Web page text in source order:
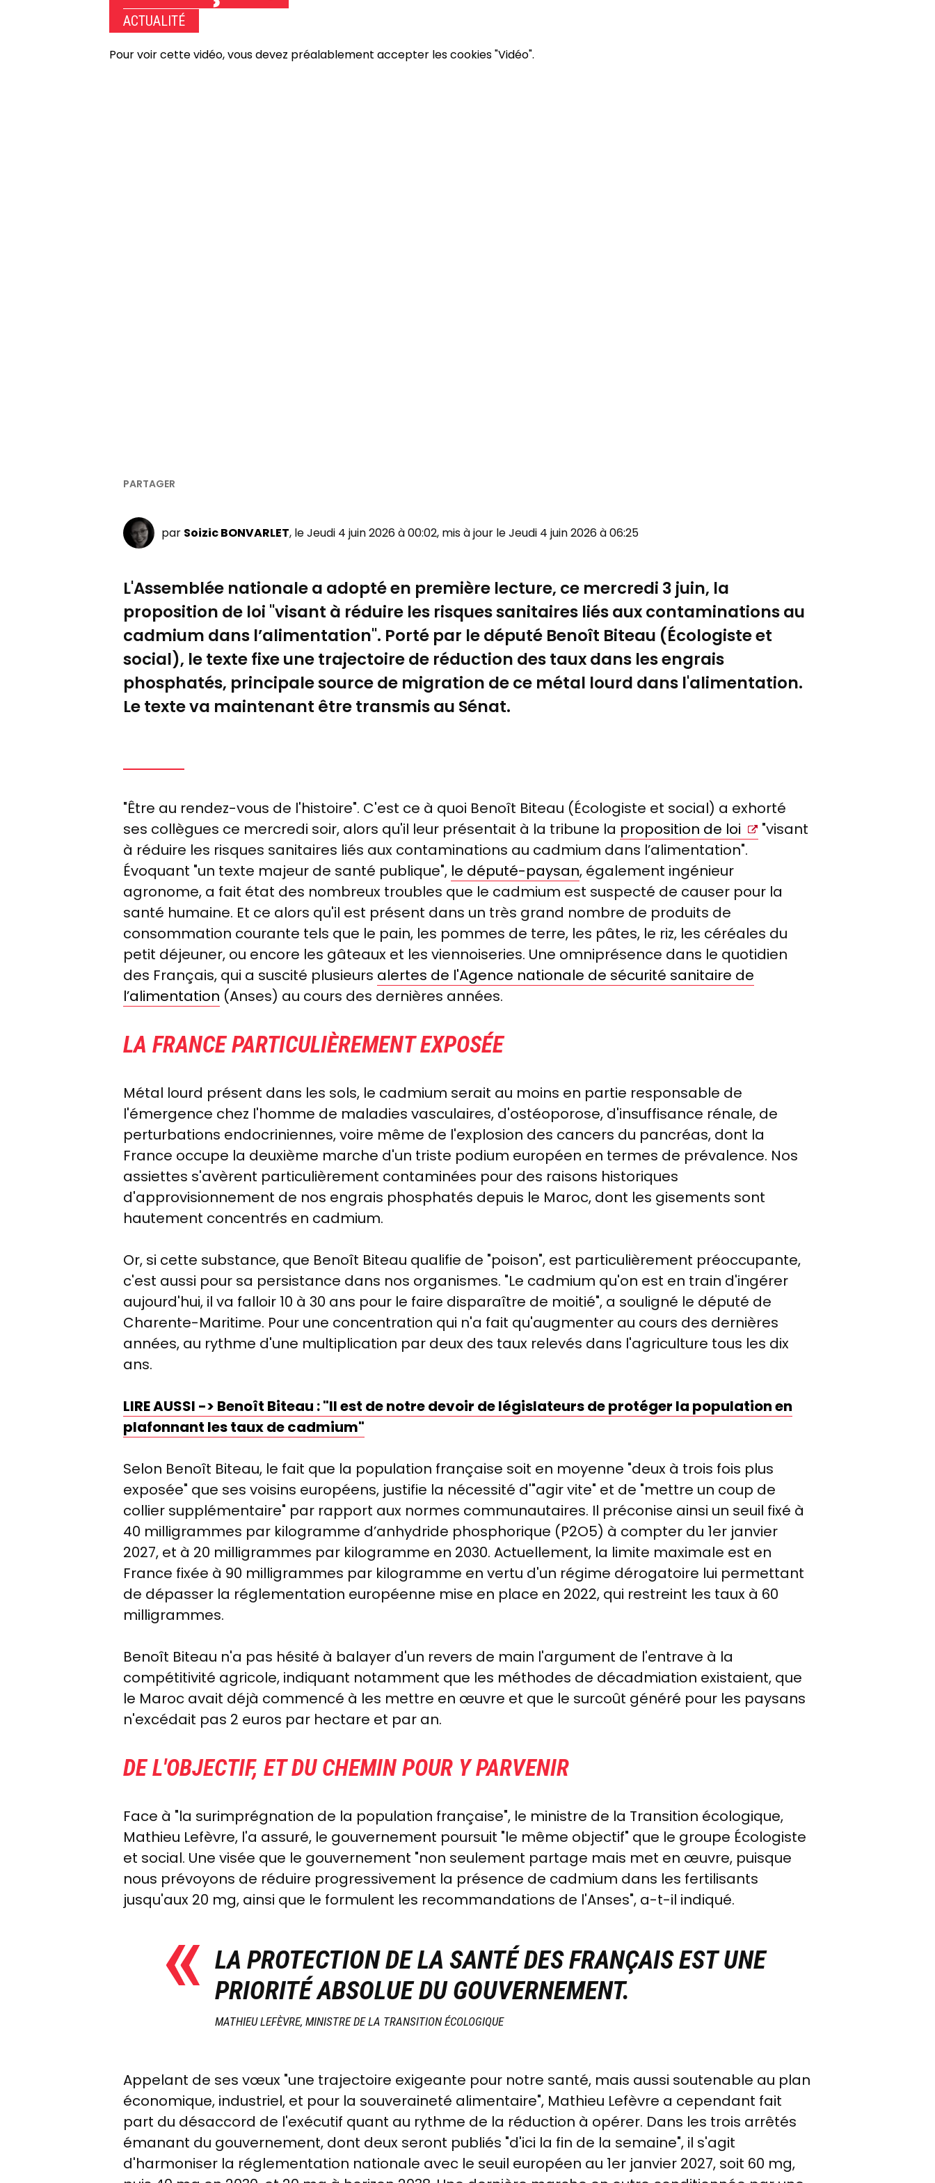
ACTUALITÉ
Pour voir cette vidéo, vous devez préalablement accepter les cookies "Vidéo".
par Soizic BONVARLET, le Jeudi 4 juin 2026 à 00:02, mis à jour le Jeudi 4 juin 2026 à 06:25
L'Assemblée nationale a adopté en première lecture, ce mercredi 3 juin, la
proposition de loi "visant à réduire les risques sanitaires liés aux contaminations au
cadmium dans l’alimentation". Porté par le député Benoît Biteau (Écologiste et
social), le texte fixe une trajectoire de réduction des taux dans les engrais
phosphatés, principale source de migration de ce métal lourd dans l'alimentation.
Le texte va maintenant être transmis au Sénat.
"Être au rendez-vous de l'histoire". C'est ce à quoi Benoît Biteau (Écologiste et social) a exhorté
ses collègues ce mercredi soir, alors qu'il leur présentait à la tribune la proposition de loi
"visant
à réduire les risques sanitaires liés aux contaminations au cadmium dans l’alimentation".
Évoquant "un texte majeur de santé publique", le député-paysan, également ingénieur
agronome, a fait état des nombreux troubles que le cadmium est suspecté de causer pour la
santé humaine. Et ce alors qu'il est présent dans un très grand nombre de produits de
consommation courante tels que le pain, les pommes de terre, les pâtes, le riz, les céréales du
petit déjeuner, ou encore les gâteaux et les viennoiseries. Une omniprésence dans le quotidien
des Français, qui a suscité plusieurs alertes de l'Agence nationale de sécurité sanitaire de
l’alimentation (Anses) au cours des dernières années.
LA FRANCE PARTICULIÈREMENT EXPOSÉE
Métal lourd présent dans les sols, le cadmium serait au moins en partie responsable de
l'émergence chez l'homme de maladies vasculaires, d'ostéoporose, d'insuffisance rénale, de
perturbations endocriniennes, voire même de l'explosion des cancers du pancréas, dont la
France occupe la deuxième marche d'un triste podium européen en termes de prévalence. Nos
assiettes s'avèrent particulièrement contaminées pour des raisons historiques
d'approvisionnement de nos engrais phosphatés depuis le Maroc, dont les gisements sont
hautement concentrés en cadmium.
Or, si cette substance, que Benoît Biteau qualifie de "poison", est particulièrement préoccupante,
c'est aussi pour sa persistance dans nos organismes. "Le cadmium qu'on est en train d'ingérer
aujourd'hui, il va falloir 10 à 30 ans pour le faire disparaître de moitié", a souligné le député de
Charente-Maritime. Pour une concentration qui n'a fait qu'augmenter au cours des dernières
années, au rythme d'une multiplication par deux des taux relevés dans l'agriculture tous les dix
ans.
LIRE AUSSI -> Benoît Biteau : "Il est de notre devoir de législateurs de protéger la population en
plafonnant les taux de cadmium"
Selon Benoît Biteau, le fait que la population française soit en moyenne "deux à trois fois plus
exposée" que ses voisins européens, justifie la nécessité d'"agir vite" et de "mettre un coup de
collier supplémentaire" par rapport aux normes communautaires. Il préconise ainsi un seuil fixé à
40 milligrammes par kilogramme d’anhydride phosphorique (P2O5) à compter du 1er janvier
2027, et à 20 milligrammes par kilogramme en 2030. Actuellement, la limite maximale est en
France fixée à 90 milligrammes par kilogramme en vertu d'un régime dérogatoire lui permettant
de dépasser la réglementation européenne mise en place en 2022, qui restreint les taux à 60
milligrammes.
Benoît Biteau n'a pas hésité à balayer d'un revers de main l'argument de l'entrave à la
compétitivité agricole, indiquant notamment que les méthodes de décadmiation existaient, que
le Maroc avait déjà commencé à les mettre en œuvre et que le surcoût généré pour les paysans
n'excédait pas 2 euros par hectare et par an.
DE L'OBJECTIF, ET DU CHEMIN POUR Y PARVENIR
Face à "la surimprégnation de la population française", le ministre de la Transition écologique,
Mathieu Lefèvre, l'a assuré, le gouvernement poursuit "le même objectif" que le groupe Écologiste
et social. Une visée que le gouvernement "non seulement partage mais met en œuvre, puisque
nous prévoyons de réduire progressivement la présence de cadmium dans les fertilisants
jusqu'aux 20 mg, ainsi que le formulent les recommandations de l'Anses", a-t-il indiqué.
LA PROTECTION DE LA SANTÉ DES FRANÇAIS EST UNE
PRIORITÉ ABSOLUE DU GOUVERNEMENT.
MATHIEU LEFÈVRE, MINISTRE DE LA TRANSITION ÉCOLOGIQUE
Appelant de ses vœux "une trajectoire exigeante pour notre santé, mais aussi soutenable au plan
économique, industriel, et pour la souveraineté alimentaire", Mathieu Lefèvre a cependant fait
part du désaccord de l'exécutif quant au rythme de la réduction à opérer. Dans les trois arrêtés
émanant du gouvernement, dont deux seront publiés "d'ici la fin de la semaine", il s'agit
d'harmoniser la réglementation nationale avec le seuil européen au 1er janvier 2027, soit 60 mg,